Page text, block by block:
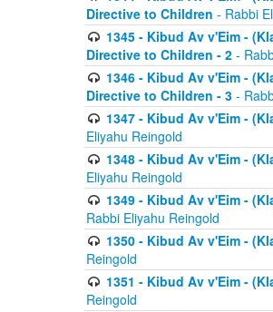
Directive to Children - Rabbi
1345 - Kibud Av v'Eim -
Directive to Children - 2 -
1346 - Kibud Av v'Eim -
Directive to Children - 3 -
1347 - Kibud Av v'Eim -
Eliyahu Reingold
1348 - Kibud Av v'Eim -
Eliyahu Reingold
1349 - Kibud Av v'Eim -
Rabbi Eliyahu Reingold
1350 - Kibud Av v'Eim -
Reingold
1351 - Kibud Av v'Eim -
Reingold